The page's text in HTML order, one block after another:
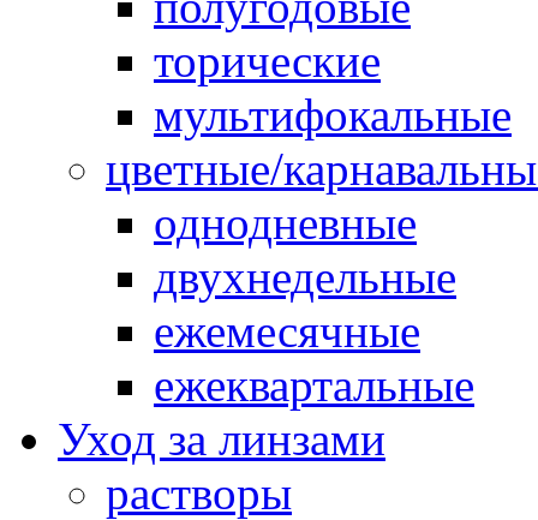
торические
мультифокальные
цветные/
однодневные
двухнедельные
ежемесячные
ежеквартальные
Уход за линзами
растворы